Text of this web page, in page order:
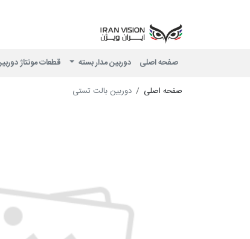
صفحه اصلی دوربین مدار بسته قطعات مونتاژ
صفحه اصلی دوربین بالت تستی